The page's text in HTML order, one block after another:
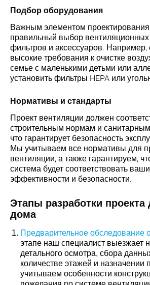
Подбор оборудования
Важным элементом проектирования
правильный выбор вентиляционных
фильтров и аксессуаров. Например,
высокие требования к очистке
семье с маленькими детьми или
установить фильтры HEPA или
Нормативы и стандарты
Проект вентиляции должен
строительным нормам и
что гарантирует безопасность
Мы учитываем все нормативы для
вентиляции, а также гарантируем,
система будет соответствовать
эффективности и безопасности.
Этапы разработки проекта
дома
Предварительное обследование
этапе наш специалист выезжает
детального осмотра, сбора
количестве этажей и
учитываем особенности